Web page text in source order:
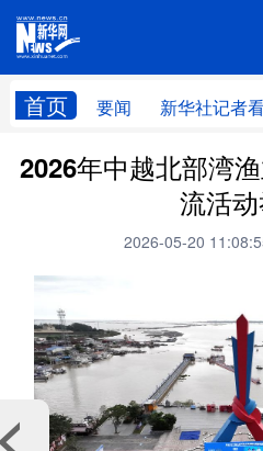
首页 要闻 新华社记者
网站
广西频道
新华社记者
新华网导航
学习进行时 高层
国际 财经
2026年中越北部湾
流活
2026-05-20